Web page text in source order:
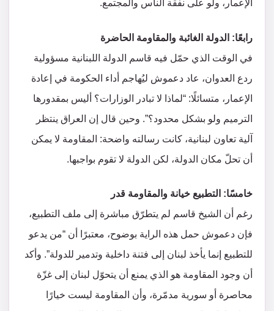
الإعمار، ولو على نفقة الناس والمجتمع.
رابعًا: الدولة الغائبة والمقاومة الحاضرة
في الوقت الذي حمّل فيه قاسم الدولة اللبنانية مسؤولية
ردع العدوان، عاد دعموش ليُهاجم أداء الحكومة في إعادة
الإعمار، متسائلًا: “لماذا لا تبادر الوزارات؟ أليس بمقدورها
الترميم ولو بشكل محدود؟”. وحين قال إن العراق ينتظر
آلية تعاون لبنانية، كانت رسالته واضحة: المقاومة لا يمكن
أن تحلّ مكان الدولة، لكن الدولة لا تقوم بواجبها.
خامسًا: التطبيع خيانة والمقاومة قدر
رغم أن الشيخ قاسم لم يتطرّق مباشرة إلى ملف التطبيع،
فإن دعموش حمل هذه الراية بوضوح، معتبرًا أن “من يدعو
للتطبيع إنما يأخذ لبنان إلى فتنة داخلية وتدمير للدولة”. وأكد
أن وجود المقاومة هو الذي يمنع أن يتحوّل لبنان إلى غزّة
محاصرة أو سورية مدمّرة، وأن المقاومة ليست خيارًا